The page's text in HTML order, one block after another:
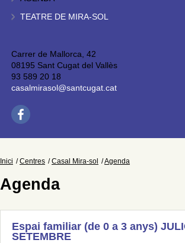
TEATRE DE MIRA-SOL
Carrer de Mallorca, 42
08195 Sant Cugat del Vallès
93 589 20 18
casalmirasol@santcugat.cat
Inici Centres Casal Mira-sol Agenda
Agenda
Espai familiar (de 0 a 3 anys)
SETEMBRE